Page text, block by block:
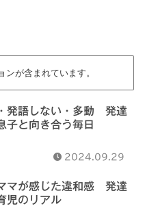
が含まれています。
発語しない・多動 発達
子と向き合う毎日
2024.09.29
マが感じた違和感 発達
児のリアル